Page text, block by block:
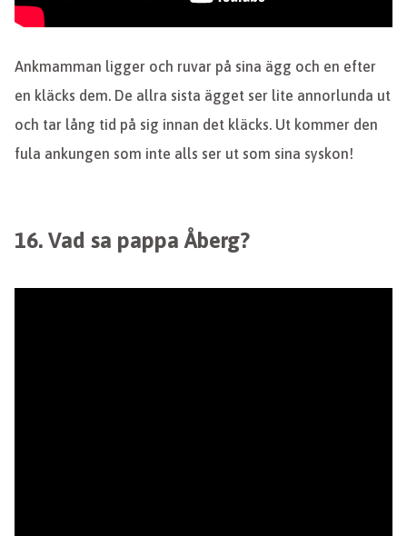
Ankmamman ligger och ruvar på sina ägg och en efter
en kläcks dem. De allra sista ägget ser lite annorlunda ut
och tar lång tid på sig innan det kläcks. Ut kommer den
fula ankungen som inte alls ser ut som sina syskon!
16. Vad sa pappa Åberg?